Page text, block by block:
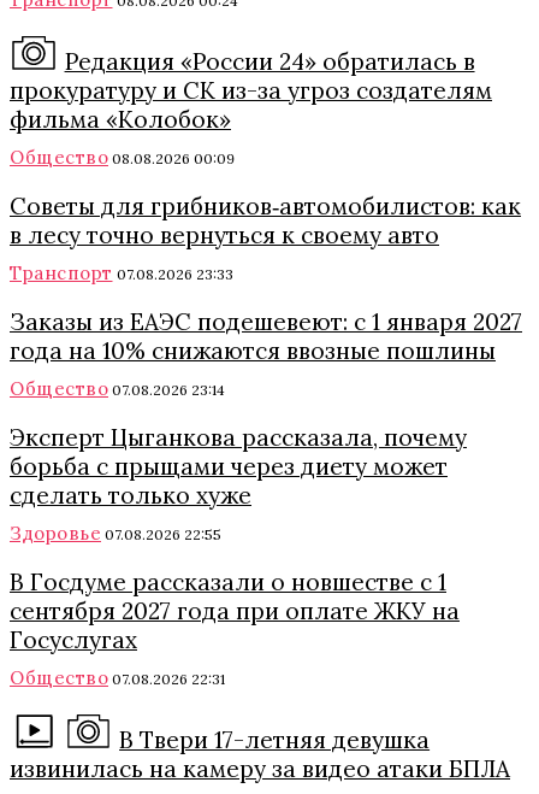
Редакция «России 24» обратилась в
прокуратуру и СК из-за угроз создателям
фильма «Колобок»
Общество 08.08.2026 00:09
Советы для грибников‑автомобилистов: как
в лесу точно вернуться к своему авто
Транспорт 07.08.2026 23:33
Заказы из ЕАЭС подешевеют: с 1 января 2027
года на 10% снижаются ввозные пошлины
Общество 07.08.2026 23:14
Эксперт Цыганкова рассказала, почему
борьба с прыщами через диету может
сделать только хуже
Здоровье 07.08.2026 22:55
В Госдуме рассказали о новшестве с 1
сентября 2027 года при оплате ЖКУ на
Госуслугах
Общество 07.08.2026 22:31
В Твери 17-летняя девушка
извинилась на камеру за видео атаки БПЛА